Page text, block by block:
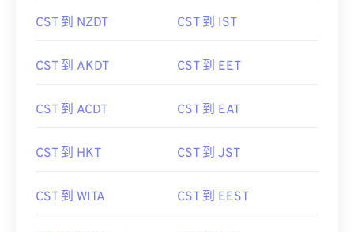
CST 到 NZDT CST 到 IST
CST 到 AKDT CST 到 EET
CST 到 ACDT CST 到 EAT
CST 到 HKT CST 到 JST
CST 到 WITA CST 到 EEST